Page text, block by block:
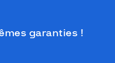
garanties !